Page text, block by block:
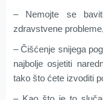
– Nemojte se
zdravstvene probleme,
– Čišćenje snijega
najbolje osjetiti
tako što ćete izvoditi